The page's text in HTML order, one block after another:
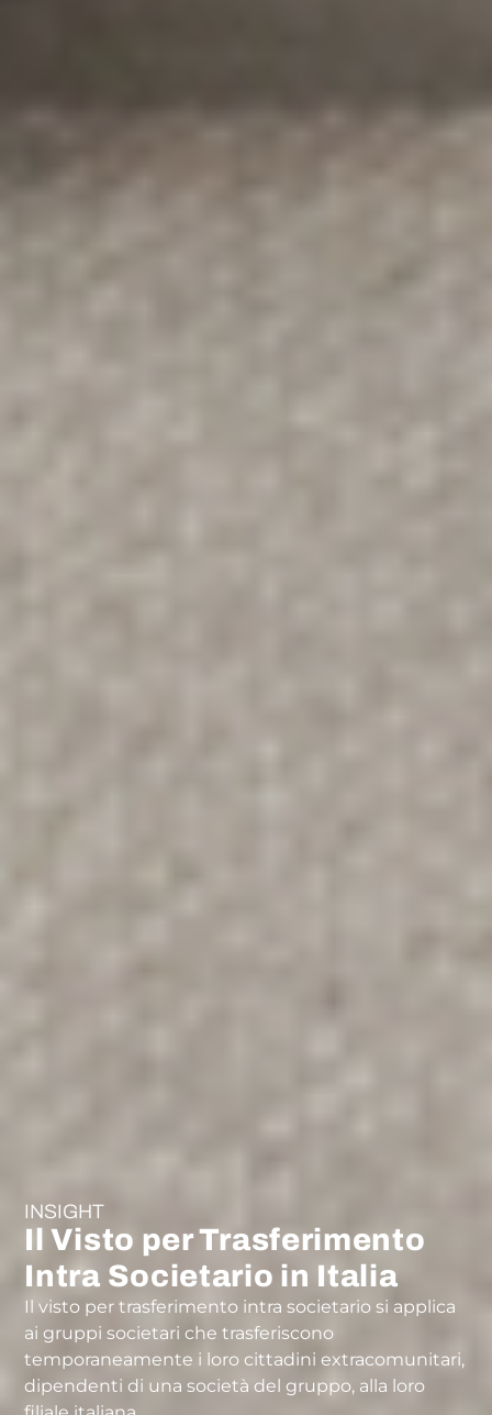
INSIGHT
Il Visto per Trasferimento
Intra Societario in Italia
Il visto per trasferimento intra societario si applica
ai gruppi societari che trasferiscono
temporaneamente i loro cittadini extracomunitari,
dipendenti di una società del gruppo, alla loro